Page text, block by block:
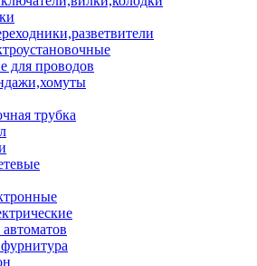
для проводов
трубка